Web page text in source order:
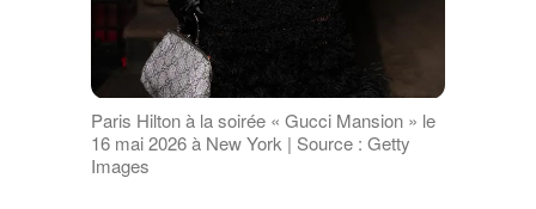
Paris Hilton à la soirée « Gucci Mansion » le
16 mai 2026 à New York | Source : Getty
Images